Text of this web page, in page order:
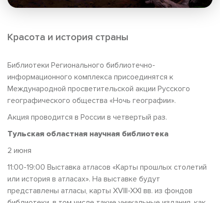
Красота и история страны
Библиотеки Регионального библиотечно-
информационного комплекса присоединятся к
Международной просветительской акции Русского
географического общества «Ночь географии».
Акция проводится в России в четвертый раз.
Тульская областная научная библиотека
2 июня
11:00-19:00 Выставка атласов «Карты прошлых столетий
или история в атласах». На выставке будут
представлены атласы, карты XVIII-XXI вв. из фондов